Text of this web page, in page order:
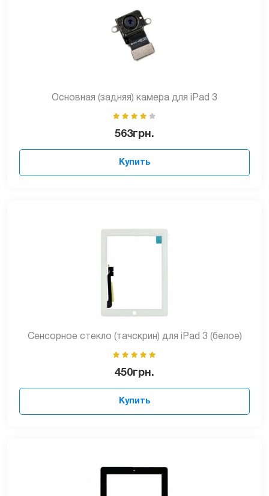
Основная (задняя) камера для iPad 3
563грн.
Купить
Сенсорное стекло (тачскрин) для iPad 3 (белое)
450грн.
Купить